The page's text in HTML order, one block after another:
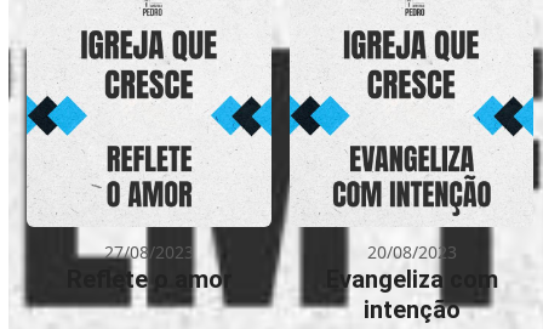
27/08/2023
Reflete o amor
20/08/2023
Evangeliza com
intenção